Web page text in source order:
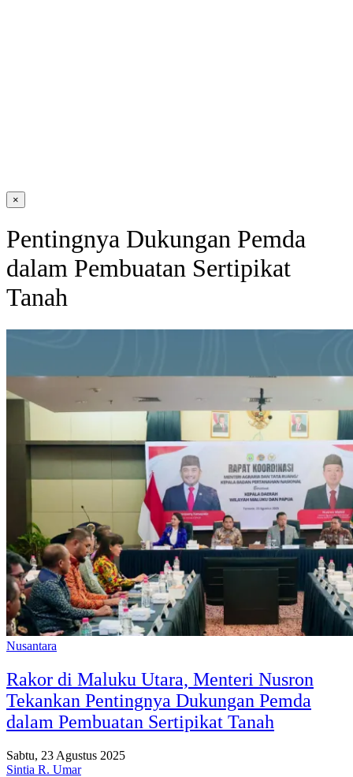
×
Pentingnya Dukungan Pemda
dalam Pembuatan Sertipikat
Tanah
Nusantara
Rakor di Maluku Utara, Menteri Nusron
Tekankan Pentingnya Dukungan Pemda
dalam Pembuatan Sertipikat Tanah
Sabtu, 23 Agustus 2025
Sintia R. Umar